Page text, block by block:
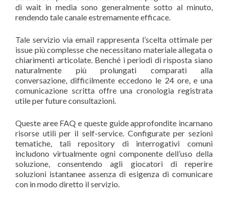
di wait in media sono generalmente sotto al minuto,
rendendo tale canale estremamente efficace.
Tale servizio via email rappresenta l’scelta ottimale per
issue più complesse che necessitano materiale allegata o
chiarimenti articolate. Benché i periodi di risposta siano
naturalmente più prolungati comparati alla
conversazione, difficilmente eccedono le 24 ore, e una
comunicazione scritta offre una cronologia registrata
utile per future consultazioni.
Queste aree FAQ e queste guide approfondite incarnano
risorse utili per il self-service. Configurate per sezioni
tematiche, tali repository di interrogativi comuni
includono virtualmente ogni componente dell’uso della
soluzione, consentendo agli giocatori di reperire
soluzioni istantanee assenza di esigenza di comunicare
con in modo diretto il servizio.